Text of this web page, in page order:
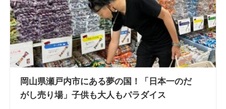
岡山県瀬戸内市にある夢の国！「日本一のだ
がし売り場」子供も大人もパラダイス